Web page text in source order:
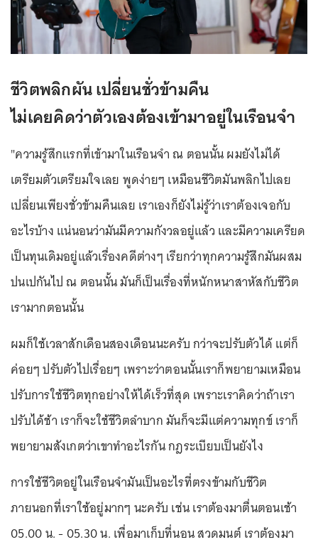
ชีวิตพลิกผัน เปลี่ยนชั่วข้ามคืน
ไม่เคยคิดว่าตัวเองต้องเข้ามาอยู่ในเรือนจำ
"ความรู้สึกแรกที่เข้ามาในเรือนจำ ณ ตอนนั้น ผมยังไม่ได้
เตรียมตัวเตรียมใจเลย พูดง่ายๆ เหมือนชีวิตมันพลิกไปเลย
เปลี่ยนเพียงชั่วข้ามคืนเลย เราเองก็ยังไม่รู้ว่าเราต้องเจอกับ
อะไรบ้าง แน่นอนว่ามันมีความกังวลอยู่แล้ว และมีความเครียด
เป็นทุนเดิมอยู่แล้วเรื่องคดีต่างๆ เรียกว่าทุกความรู้สึกมันผสม
ปนเปกันไป ณ ตอนนั้น มันก็เป็นเรื่องที่หนักหนาสาหัสกับชีวิต
เรามากตอนนั้น
ผมก็ใช้เวลาสักเดือนสองเดือนนะครับ กว่าจะปรับตัวได้ แต่ก็
ค่อยๆ ปรับตัวไปเรื่อยๆ เพราะว่าตอนนั้นเราก็พยายามเหมือน
ปรับการใช้ชีวิตทุกอย่างให้ได้เร็วที่สุด เพราะเราคิดว่าถ้าเรา
ปรับได้ช้า เราก็จะใช้ชีวิตลำบาก มันก็จะมีแต่ความทุกข์ เราก็
พยายามสังเกตว่าเขาทำอะไรกัน กฎระเบียบเป็นยังไง
การใช้ชีวิตอยู่ในเรือนจำมันเป็นอะไรที่ตรงข้ามกับชีวิต
ภายนอกที่เราใช้อยู่มากๆ นะครับ เช่น เราต้องมาตื่นตอนเช้า
05.00 น. - 05.30 น. เพื่อมาเก็บที่นอน สวดมนต์ เราต้องมา